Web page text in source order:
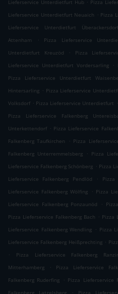
Lieferservice Unterdietfurt Hub
Pizza
Lieferservice Unterdietfurt Neuaich . Pizza
Lieferservice Unterdietfurt Überackersdorf
Attenham
. Pizza Lieferservice
Unterdietfurt Kreuzöd
. Pizza
Lieferservice Unterdietfurt Vordersarling
.
Pizza Lieferservice Unterdietfurt
Hintersarling . Pizza Lieferservice
Volksdorf . Pizza Lieferservice Unterdietfurt .
Pizza Lieferservice Falkenberg
Unterkettendorf . Pizza Lieferservice
Falkenberg Taufkirchen
. Pizza
Falkenberg Unterremmelsberg
. Pizza
Lieferservice Falkenberg Schönberg . Pizza
Lieferservice Falkenberg Pendlöd
. Pizza
Lieferservice Falkenberg Wölfing
. Pizza
Lieferservice Falkenberg Ponzaunöd
.
Pizza Lieferservice Falkenberg Bach . Pizza
Lieferservice Falkenberg Wendling . Pizza
Lieferservice Falkenberg Heißprechting .
.
Pizza Lieferservice Falkenberg
Mitterhamberg
. Pizza Lieferservice
Falkenberg Ruderfing
. Pizza Lieferservice
.